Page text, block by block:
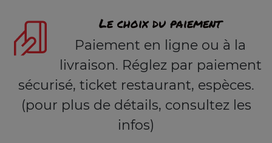
Le choix du paiement
Paiement en ligne ou à la
livraison. Réglez par paiement
sécurisé, ticket restaurant, espèces.
(pour plus de détails, consultez les
infos)